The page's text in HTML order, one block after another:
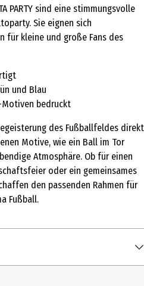
PARTY sind eine stimmungsvolle
Sie eignen sich
für kleine und große Fans des
und Blau
bedruckt
des Fußballfeldes direkt
Motive, wie ein Ball im Tor
Atmosphäre. Ob für einen
oder ein gemeinsames
den passenden Rahmen für
Fußball.